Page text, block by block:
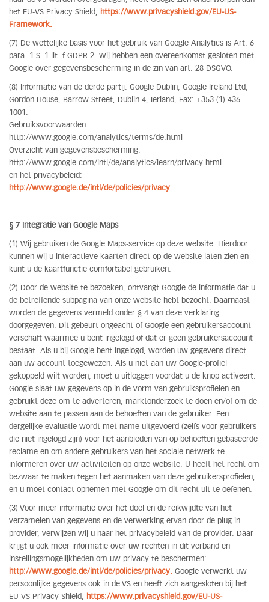
het EU-VS Privacy Shield, https://www.privacyshield.gov/EU-US-
Framework.
(7) De wettelijke basis voor het gebruik van Google Analytics is Art. 6
para. 1 S. 1 lit. f GDPR.2. Wij hebben een overeenkomst gesloten met
Google over gegevensbescherming in de zin van art. 28 DSGVO.
(8) Informatie van de derde partij: Google Dublin, Google Ireland Ltd,
Gordon House, Barrow Street, Dublin 4, Ierland, Fax: +353 (1) 436
1001.
Gebruiksvoorwaarden:
http://www.google.com/analytics/terms/de.html
Overzicht van gegevensbescherming:
http://www.google.com/intl/de/analytics/learn/privacy.html
en het privacybeleid:
http://www.google.de/intl/de/policies/privacy
§ 7 Integratie van Google Maps
(1) Wij gebruiken de Google Maps-service op deze website. Hierdoor
kunnen wij u interactieve kaarten direct op de website laten zien en
kunt u de kaartfunctie comfortabel gebruiken.
(2) Door de website te bezoeken, ontvangt Google de informatie dat u
de betreffende subpagina van onze website hebt bezocht. Daarnaast
worden de gegevens vermeld onder § 4 van deze verklaring
doorgegeven. Dit gebeurt ongeacht of Google een gebruikersaccount
verschaft waarmee u bent ingelogd of dat er geen gebruikersaccount
bestaat. Als u bij Google bent ingelogd, worden uw gegevens direct
aan uw account toegewezen. Als u niet aan uw Google-profiel
gekoppeld wilt worden, moet u uitloggen voordat u de knop activeert.
Google slaat uw gegevens op in de vorm van gebruiksprofielen en
gebruikt deze om te adverteren, marktonderzoek te doen en/of om de
website aan te passen aan de behoeften van de gebruiker. Een
dergelijke evaluatie wordt met name uitgevoerd (zelfs voor gebruikers
die niet ingelogd zijn) voor het aanbieden van op behoeften gebaseerde
reclame en om andere gebruikers van het sociale netwerk te
informeren over uw activiteiten op onze website. U heeft het recht om
bezwaar te maken tegen het aanmaken van deze gebruikersprofielen,
en u moet contact opnemen met Google om dit recht uit te oefenen.
(3) Voor meer informatie over het doel en de reikwijdte van het
verzamelen van gegevens en de verwerking ervan door de plug-in
provider, verwijzen wij u naar het privacybeleid van de provider. Daar
krijgt u ook meer informatie over uw rechten in dit verband en
instellingsmogelijkheden om uw privacy te beschermen:
http://www.google.de/intl/de/policies/privacy. Google verwerkt uw
persoonlijke gegevens ook in de VS en heeft zich aangesloten bij het
EU-VS Privacy Shield, https://www.privacyshield.gov/EU-US-